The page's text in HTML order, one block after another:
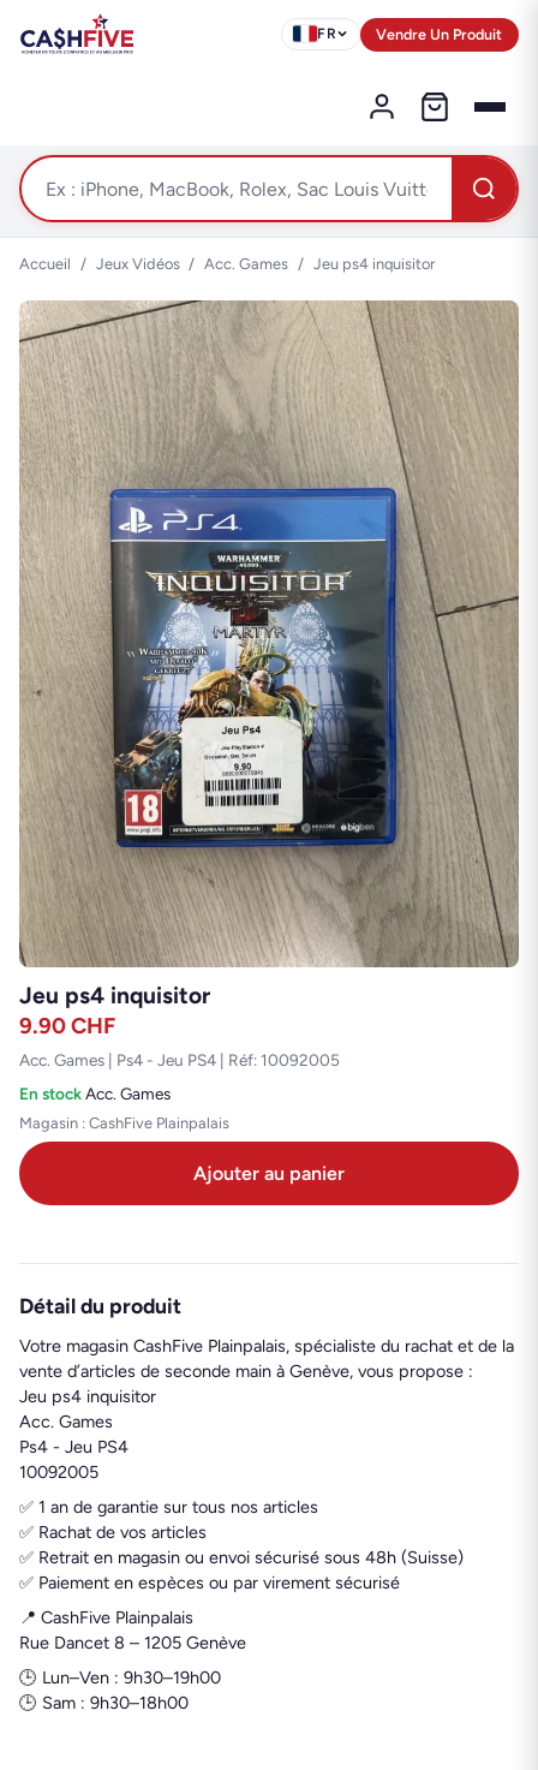
FR Vendre Un Produit
Accueil / Jeux Vidéos / Acc. Games / Jeu ps4 inquisitor
Jeu ps4 inquisitor
9.90CHF
Acc. Games | Ps4 - Jeu PS4 | Réf: 10092005
En stock·Acc. Games
Magasin : CashFive Plainpalais
Ajouter au panier
Détail du produit
Votre magasin CashFive Plainpalais, spécialiste du rachat et de la
vente d’articles de seconde main à Genève, vous propose :
Jeu ps4 inquisitor
Acc. Games
Ps4 - Jeu PS4
10092005
✅ 1 an de garantie sur tous nos articles
✅ Rachat de vos articles
✅ Retrait en magasin ou envoi sécurisé sous 48h (Suisse)
✅ Paiement en espèces ou par virement sécurisé
📍 CashFive Plainpalais
Rue Dancet 8 – 1205 Genève
🕒 Lun–Ven : 9h30–19h00
🕒 Sam : 9h30–18h00